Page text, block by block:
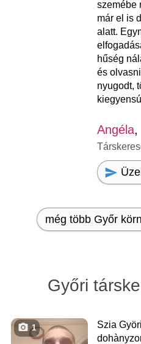
szemébe
már el is
alatt.
hűség
és
nyugodt,
Angéla,
még több Győr
Győri
1
Szia